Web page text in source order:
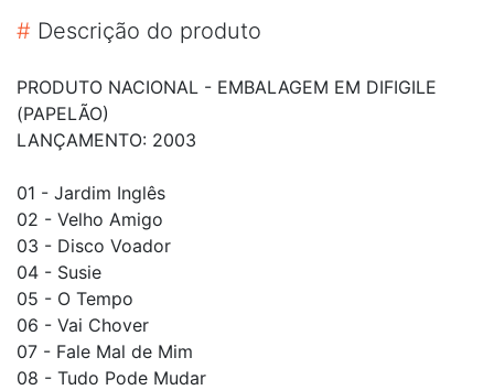
# Descrição do produto
PRODUTO NACIONAL - EMBALAGEM EM DIFIGILE
(PAPELÃO)
LANÇAMENTO: 2003
01 - Jardim Inglês
02 - Velho Amigo
03 - Disco Voador
04 - Susie
05 - O Tempo
06 - Vai Chover
07 - Fale Mal de Mim
08 - Tudo Pode Mudar